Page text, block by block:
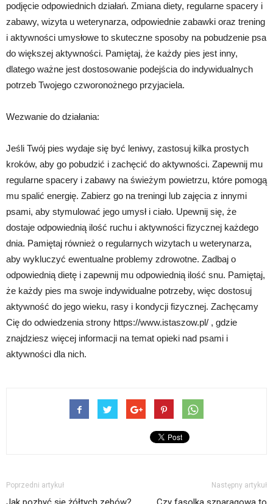
podjęcie odpowiednich działań. Zmiana diety, regularne spacery i
zabawy, wizyta u weterynarza, odpowiednie zabawki oraz trening
i aktywności umysłowe to skuteczne sposoby na pobudzenie psa
do większej aktywności. Pamiętaj, że każdy pies jest inny,
dlatego ważne jest dostosowanie podejścia do indywidualnych
potrzeb Twojego czworonożnego przyjaciela.
Wezwanie do działania:
Jeśli Twój pies wydaje się być leniwy, zastosuj kilka prostych
kroków, aby go pobudzić i zachęcić do aktywności. Zapewnij mu
regularne spacery i zabawy na świeżym powietrzu, które pomogą
mu spalić energię. Zabierz go na treningi lub zajęcia z innymi
psami, aby stymulować jego umysł i ciało. Upewnij się, że
dostaje odpowiednią ilość ruchu i aktywności fizycznej każdego
dnia. Pamiętaj również o regularnych wizytach u weterynarza,
aby wykluczyć ewentualne problemy zdrowotne. Zadbaj o
odpowiednią dietę i zapewnij mu odpowiednią ilość snu. Pamiętaj,
że każdy pies ma swoje indywidualne potrzeby, więc dostosuj
aktywność do jego wieku, rasy i kondycji fizycznej. Zachęcamy
Cię do odwiedzenia strony https://www.istaszow.pl/ , gdzie
znajdziesz więcej informacji na temat opieki nad psami i
aktywności dla nich.
Poprzedni artykuł Następny artykuł